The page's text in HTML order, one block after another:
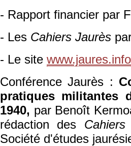
- Rapport financier par
- Les Cahiers Jaurès
- Le site www.jaures.info
Conférence Jaurès :
pratiques militantes
1940, par Benoît
rédaction des
Société d'études